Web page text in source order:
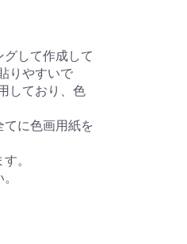
して作成して
りやすいで
しており、色
に色画用紙を
。